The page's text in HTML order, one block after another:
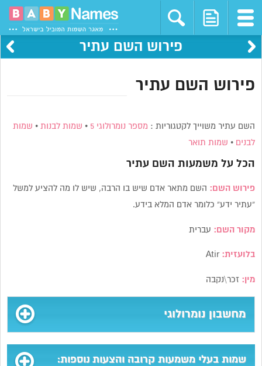
פירוש השם עתיר
פירוש השם עתיר
השם עתיר משוייך לקטגוריות : מספר נומרולוגי 5 • שמות לבנות • שמות
לבנים • שמות תואר
הכל על משמעות השם עתיר
פירוש השם: השם מתאר אדם שיש בו הרבה, שיש לו מה להציע למשל
“עתיר ידע” כלומר אדם המלא בידע.
מקור השם: עברית
בלועזית: Atir
מין: זכר\נקבה
מחשבון נומרולוגי
שמות בעלי משמעות קרובה והצעות נוספות: